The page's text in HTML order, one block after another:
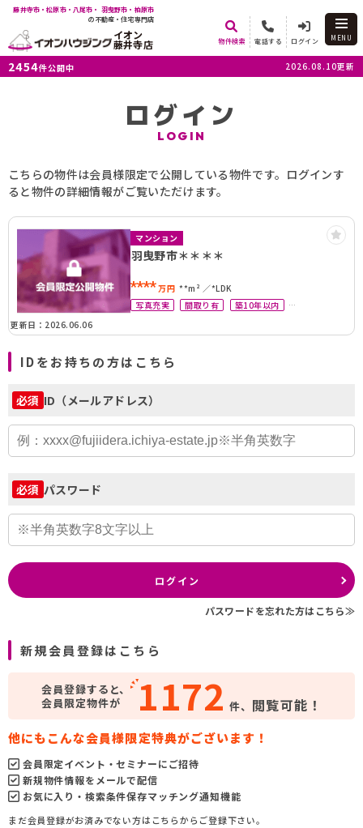
藤井寺市・松原市・八尾市・ 羽曳野市・柏原市
の不動産・住宅専門店
イオン
藤井寺店 物件検索 電話する ログイン MENU
2454件公開中 2026.08.10更新
ログイン
LOGIN
こちらの物件は会員様限定で公開している物件です。ログインす
ると物件の詳細情報がご覧いただけます。
マンション
羽曳野市＊＊＊＊
****万円 **m²
*LDK
写真充実
間取り有
築10年以内
更新日：2026.06.06
IDをお持ちの方はこちら
必須 ID（メールアドレス）
必須 パスワード
ログイン
パスワードを忘れた方はこちら≫
新規会員登録はこちら
会員登録すると、
会員限定物件が
1172 件、 閲覧可能！
他にもこんな会員様限定特典がございます！
会員限定イベント・セミナーにご招待
新規物件情報をメールで配信
お気に入り・検索条件保存マッチング通知機能
まだ会員登録がお済みでない方はこちらからご登録下さい。